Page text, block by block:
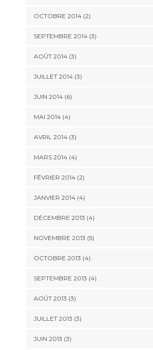
OCTOBRE 2014(2)
SEPTEMBRE 2014(3)
AOÛT 2014(3)
JUILLET 2014(3)
JUIN 2014(6)
MAI 2014(4)
AVRIL 2014(3)
MARS 2014(4)
FÉVRIER 2014(2)
JANVIER 2014(4)
DÉCEMBRE 2013 (4)
NOVEMBRE 2013 (5)
OCTOBRE 2013 (4)
SEPTEMBRE 2013 (4)
AOÛT 2013 (3)
JUILLET 2013 (3)
JUIN 2013 (3)